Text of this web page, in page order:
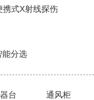
携式X射线探伤
能分选
台 通风柜